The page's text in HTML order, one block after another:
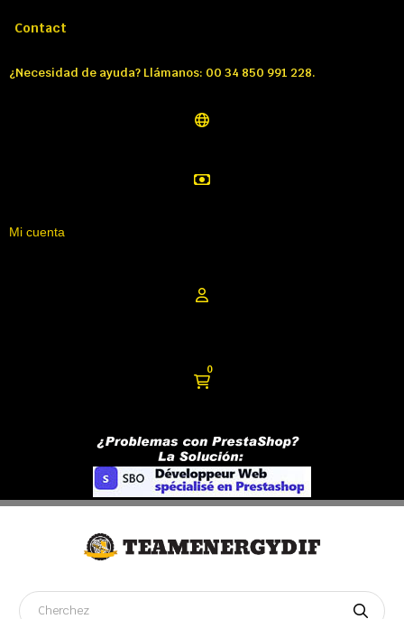
Contact
¿Necesidad de ayuda? Llámanos: 00 34 850 991 228.
Mi cuenta
0